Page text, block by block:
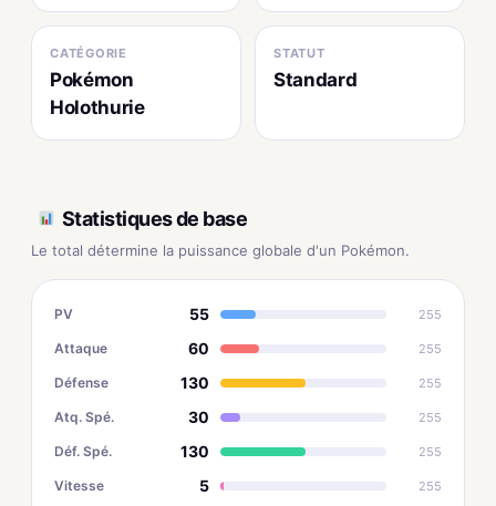
CATÉGORIE
Pokémon
Holothurie
STATUT
Standard
Statistiques de base
Le total détermine la puissance globale d'un Pokémon.
PV 55 255
Attaque 60 255
Défense 130 255
Atq. Spé. 30 255
Déf. Spé. 130 255
Vitesse 5 255